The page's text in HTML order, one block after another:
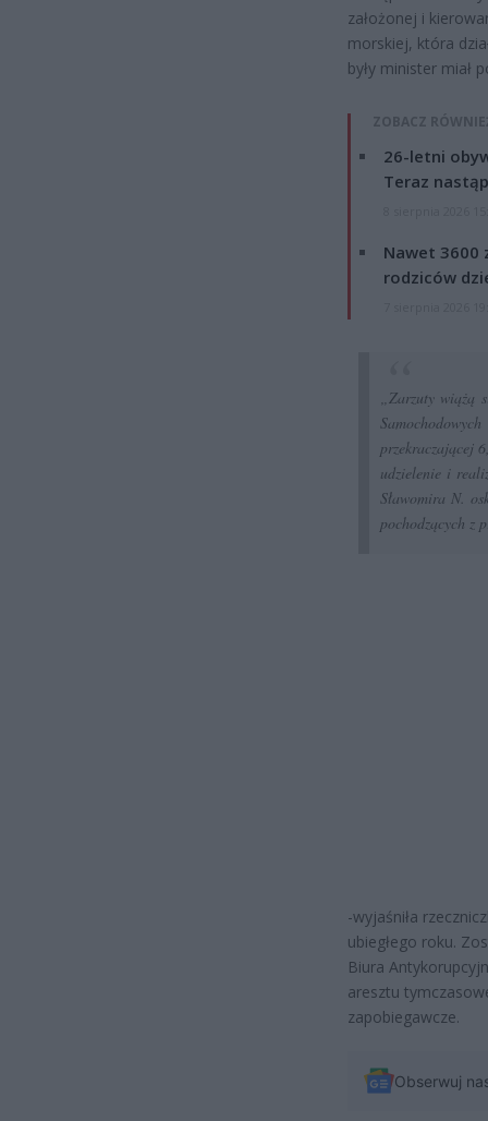
założonej i
morskiej, która
były minister miał
ZOBACZ
26-letni
Teraz
Nawet 3600
rodziców
„Zarzuty wiążą
przekraczającej
udzielenie i
Sławomira N.
pochodzących z
-wyjaśniła
ubiegłego roku.
Biura
aresztu
zapobiegawcze.
Obserwuj